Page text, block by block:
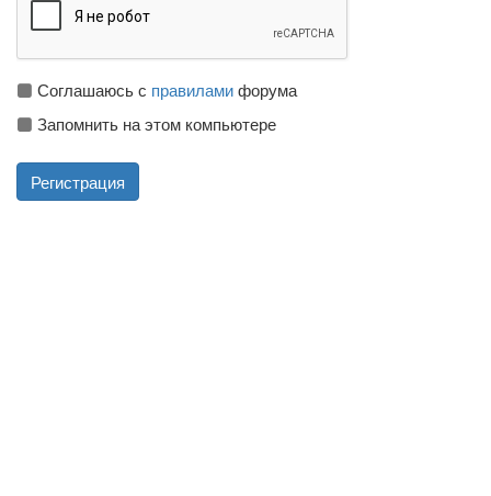
Соглашаюсь с правиламифорума
Запомнить на этом компьютере